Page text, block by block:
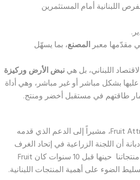
اللبنانية أمام المستثمرين
مقدّمها معبرالمصنع، بما يسهّل
اللبناني، بل هينبض الأرض وركيزة
بشكل مباشر أو غير مباشر، وهي أداة
طاقتهم في مستقبل أخضر ومنتج.
أما دبانة فتحدث عن أهمية مشاركة لبنان في معرض Fruit Attraction، مشيراً إلى الدعم الذي قدمه
أن اللجنة الزراعية في إتحاد الغرف
وإنطلاقاً من مبادرة شقير بحثت على أهم سوق يمكننا عرض منتجاتنا حينها قبل 10 سنوات كان Fruit